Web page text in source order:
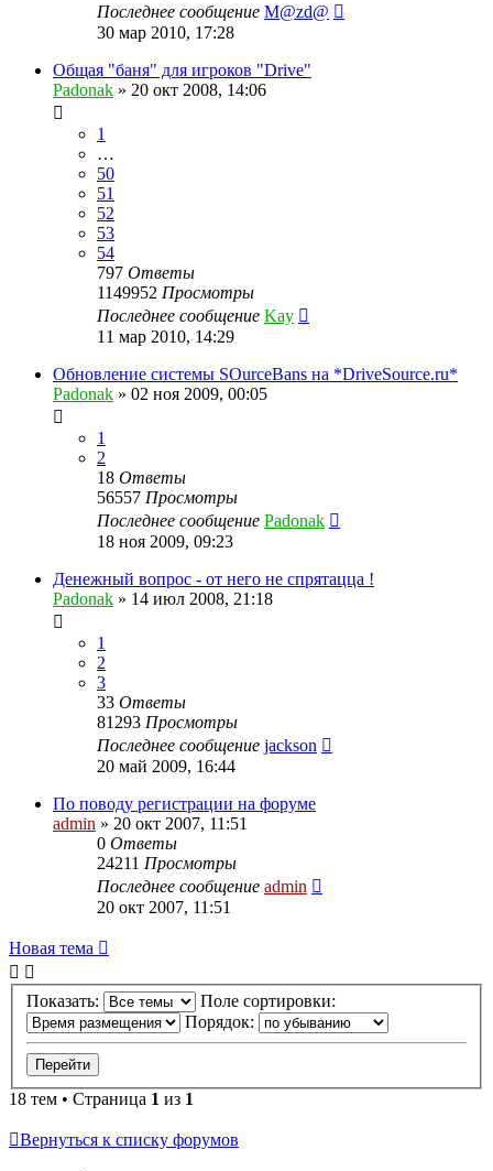
Последнее сообщение M@zd@
30 мар 2010, 17:28
Общая "баня" для игроков "Drive"
Padonak » 20 окт 2008, 14:06
1
…
50
51
52
53
54
797 Ответы
1149952 Просмотры
Последнее сообщение Kay
11 мар 2010, 14:29
Обновление системы SOurceBans на *DriveSource.ru*
Padonak » 02 ноя 2009, 00:05
1
2
18 Ответы
56557 Просмотры
Последнее сообщение Padonak
18 ноя 2009, 09:23
Денежный вопрос - от него не спрятацца !
Padonak » 14 июл 2008, 21:18
1
2
3
33 Ответы
81293 Просмотры
Последнее сообщение jackson
20 май 2009, 16:44
По поводу регистрации на форуме
admin » 20 окт 2007, 11:51
0 Ответы
24211 Просмотры
Последнее сообщение admin
20 окт 2007, 11:51
Новая тема
Показать:
Поле сортировки:
Порядок:
18 тем • Страница 1 из 1
Вернуться к списку форумов